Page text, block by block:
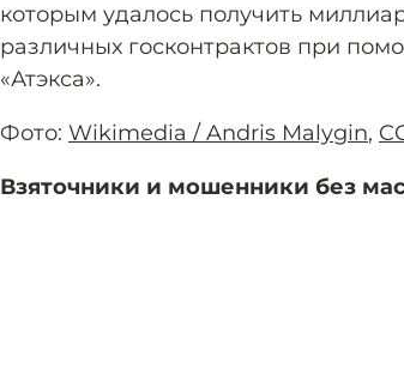
которым удалось получить
различных госконтрактов при
«Атэкса».
Фото: Wikimedia / Andris Malygin,
Взяточники и мошенники без